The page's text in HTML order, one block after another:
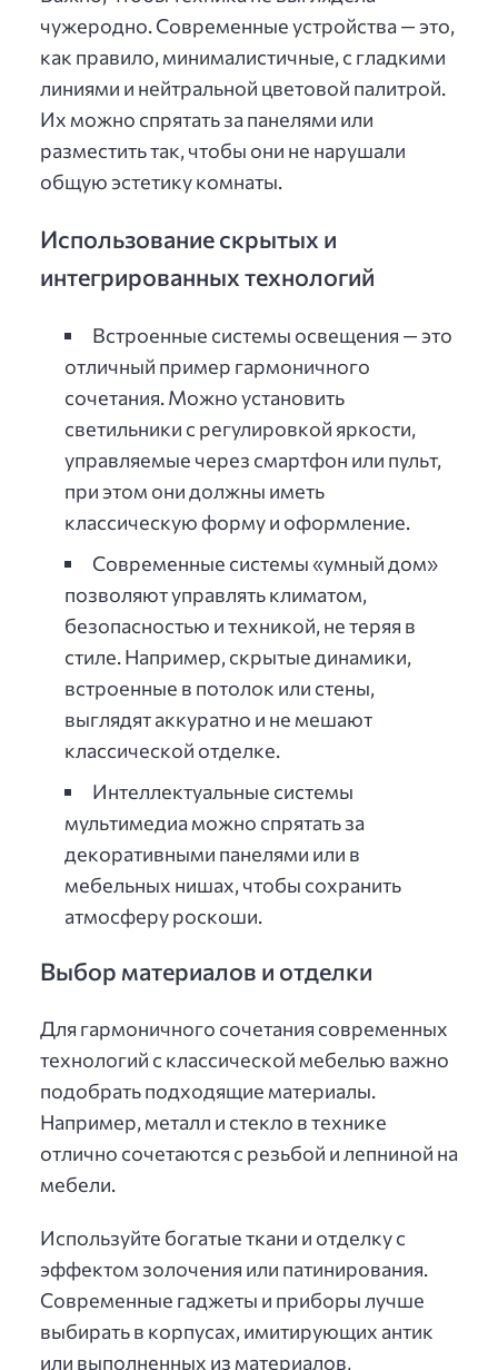
чужеродно. Современные устройства — это,
как правило, минималистичные, с гладкими
линиями и нейтральной цветовой палитрой.
Их можно спрятать за панелями или
разместить так, чтобы они не нарушали
общую эстетику комнаты.
Использование скрытых и
интегрированных технологий
Встроенные системы освещения — это
отличный пример гармоничного
сочетания. Можно установить
светильники с регулировкой яркости,
управляемые через смартфон или пульт,
при этом они должны иметь
классическую форму и оформление.
Современные системы «умный дом»
позволяют управлять климатом,
безопасностью и техникой, не теряя в
стиле. Например, скрытые динамики,
встроенные в потолок или стены,
выглядят аккуратно и не мешают
классической отделке.
Интеллектуальные системы
мультимедиа можно спрятать за
декоративными панелями или в
мебельных нишах, чтобы сохранить
атмосферу роскоши.
Выбор материалов и отделки
Для гармоничного сочетания современных
технологий с классической мебелью важно
подобрать подходящие материалы.
Например, металл и стекло в технике
отлично сочетаются с резьбой и лепниной на
мебели.
Используйте богатые ткани и отделку с
эффектом золочения или патинирования.
Современные гаджеты и приборы лучше
выбирать в корпусах, имитирующих антик
или выполненных из материалов,